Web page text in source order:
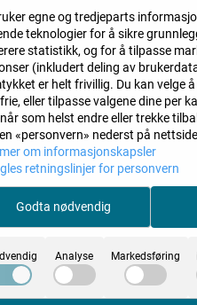
SHIRT
egne og tredjeparts
teknologier for å sikre
statistikk, og for å tilpasse
(inkludert deling av
er helt frivillig. Du kan velge
eller tilpasse valgene dine per
som helst endre eller trekke
«personvern» nederst på
om informasjonskapsler
retningslinjer for personvern
Godta nødvendig
Analyse Markedsføring